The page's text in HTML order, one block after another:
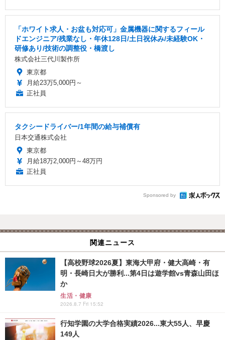
「ホワイト求人・お盆も対応可」金属機器に関するフィール
ドエンジニア/残業なし・年休128日/土日祝休み/未経験OK・
研修あり/技術の調整役・橋渡し
株式会社三代川製作所
東京都
月給23万5,000円～
正社員
タクシードライバー/1年間の給与補償有
日本交通株式会社
東京都
月給18万2,000円～48万円
正社員
Sponsored by
関連ニュース
【高校野球2026夏】東海大甲府・健大高崎・有
明・長崎日大が勝利...第4日は遊学館vs青森山田ほ
か
生活・健康
2026.8.7 Fri 15:52
行知学園の大学合格実績2026...東大55人、早慶
149人